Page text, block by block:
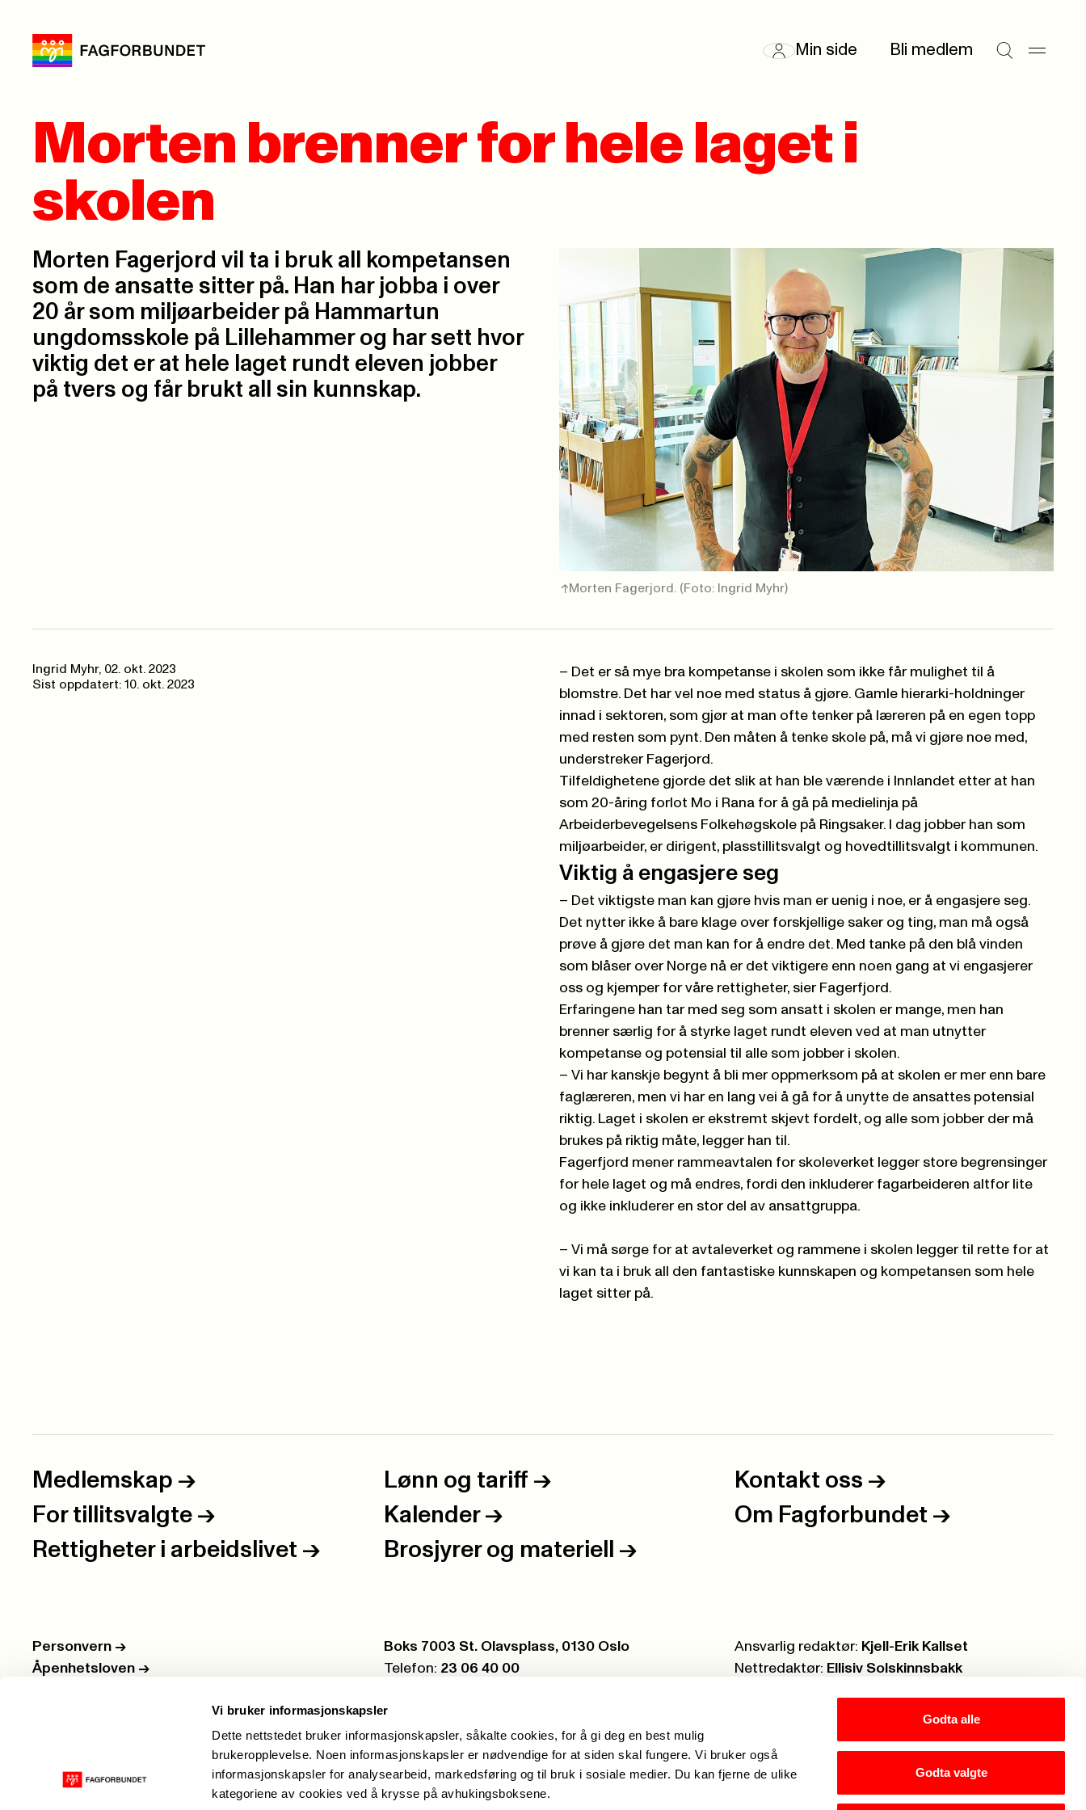
Vi bruker informasjonskapsler
Dette nettstedet bruker informasjonskapsler, såkalte cookies, for å gi deg en best mulig
brukeropplevelse. Noen informasjonskapsler er nødvendige for at siden skal fungere. Vi bruker også
informasjonskapsler for analysearbeid, markedsføring og til bruk i sosiale medier. Du kan fjerne de ulike
kategoriene av cookies ved å krysse på avhukingsboksene.
Godta alle
Godta valgte
Min side Bli medlem
Morten brenner for hele laget i
skolen
Morten Fagerjord vil ta i bruk all kompetansen
som de ansatte sitter på. Han har jobba i over
20 år som miljøarbeider på Hammartun
ungdomsskole på Lillehammer og har sett hvor
viktig det er at hele laget rundt eleven jobber
på tvers og får brukt all sin kunnskap.
Morten Fagerjord. (Foto: Ingrid Myhr)
Ingrid Myhr, 02. okt. 2023
Sist oppdatert: 10. okt. 2023
– Det er så mye bra kompetanse i skolen som ikke får mulighet til å
blomstre. Det har vel noe med status å gjøre. Gamle hierarki-holdninger
innad i sektoren, som gjør at man ofte tenker på læreren på en egen topp
med resten som pynt. Den måten å tenke skole på, må vi gjøre noe med,
understreker Fagerjord.
Tilfeldighetene gjorde det slik at han ble værende i Innlandet etter at han
som 20-åring forlot Mo i Rana for å gå på medielinja på
Arbeiderbevegelsens Folkehøgskole på Ringsaker. I dag jobber han som
miljøarbeider, er dirigent, plasstillitsvalgt og hovedtillitsvalgt i kommunen.
Viktig å engasjere seg
– Det viktigste man kan gjøre hvis man er uenig i noe, er å engasjere seg.
Det nytter ikke å bare klage over forskjellige saker og ting, man må også
prøve å gjøre det man kan for å endre det. Med tanke på den blå vinden
som blåser over Norge nå er det viktigere enn noen gang at vi engasjerer
oss og kjemper for våre rettigheter, sier Fagerfjord.
Erfaringene han tar med seg som ansatt i skolen er mange, men han
brenner særlig for å styrke laget rundt eleven ved at man utnytter
kompetanse og potensial til alle som jobber i skolen.
– Vi har kanskje begynt å bli mer oppmerksom på at skolen er mer enn bare
faglæreren, men vi har en lang vei å gå for å unytte de ansattes potensial
riktig. Laget i skolen er ekstremt skjevt fordelt, og alle som jobber der må
brukes på riktig måte, legger han til.
Fagerfjord mener rammeavtalen for skoleverket legger store begrensinger
for hele laget og må endres, fordi den inkluderer fagarbeideren altfor lite
og ikke inkluderer en stor del av ansattgruppa.
– Vi må sørge for at avtaleverket og rammene i skolen legger til rette for at
vi kan ta i bruk all den fantastiske kunnskapen og kompetansen som hele
laget sitter på.
Medlemskap -> Lønn og tariff -> Kontakt oss ->
For tillitsvalgte -> Kalender -> Om Fagforbundet ->
Rettigheter i arbeidslivet -> Brosjyrer og materiell ->
Personvern ->
Åpenhetsloven ->
Postboks:
Boks 7003 St. Olavsplass, 0130 Oslo
Telefon: 23 06 40 00
Ansvarlig redaktør: Kjell-Erik Kallset
Nettredaktør: Ellisiv Solskinnsbakk